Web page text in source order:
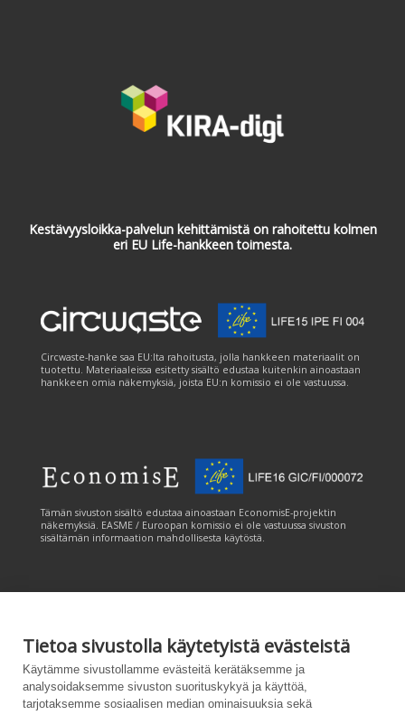
Tietoa sivustolla käytetyistä evästeistä
Käytämme sivustollamme evästeitä kerätäksemme ja
analysoidaksemme sivuston suorituskykyä ja käyttöä,
tarjotaksemme sosiaalisen median ominaisuuksia sekä
Kestävyysloikka-palvelun kehittämistä on rahoitettu kolmen
eri EU Life-hankkeen toimesta.
Circwaste-hanke saa EU:lta rahoitusta, jolla hankkeen materiaalit on
tuotettu. Materiaaleissa esitetty sisältö edustaa kuitenkin ainoastaan
hankkeen omia näkemyksiä, joista EU:n komissio ei ole vastuussa.
Tämän sivuston sisältö edustaa ainoastaan EconomisE-projektin
näkemyksiä. EASME / Euroopan komissio ei ole vastuussa sivuston
sisältämän informaation mahdollisesta käytöstä.
Tämän sivuston tuottamiseen on saatu rahoitusta Euroopan unionin
LIFE-ohjelmasta. Tämän sivuston sisältö edustaa ainoastaan
CANEMURE-hankkeen näkemyksiä ja EASME/EU:n komissio ei ole
vastuussa sivuston sisältämän informaation mahdollisesta käytöstä.